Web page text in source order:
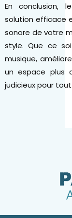
En conclusion,
solution efficace
sonore de votre
style. Que ce
musique,
un espace plus
judicieux pour